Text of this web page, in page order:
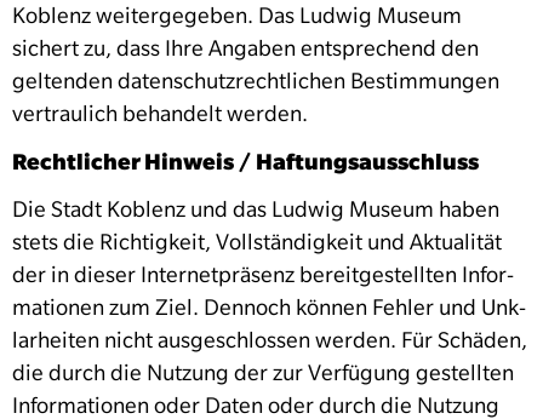
Koblenz weitergegeben. Das Ludwig Museum
sichert zu, dass Ihre Angaben entsprechend den
geltenden datenschutzrechtlichen Bestimmungen
vertraulich behandelt werden.
Rechtlich­er Hin­weis / Haf­tungsaussch­luss
Die Stadt Koblenz und das Ludwig Museum haben
stets die Richtigkeit, Voll­ständigkeit und Ak­tu­al­ität
der in dies­er In­ter­net­präsenz bere­it­gestell­ten In­for­
ma­tio­nen zum Ziel. Den­noch kön­nen Feh­ler und Un­k­
larheit­en nicht aus­geschlossen wer­den. Für Schä­den,
die durch die Nutzung der zur Ver­fü­gung gestell­ten
In­for­ma­tio­nen oder Dat­en oder durch die Nutzung